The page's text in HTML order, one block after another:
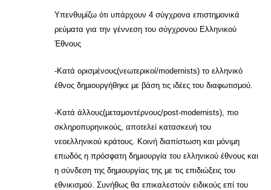
Υπενθυμίζω ότι υπάρχουν 4 σύγχρονα επιστημονικά
ρεύματα για την γέννεση του σύγχρονου Ελληνικού
Έθνους
-Κατά ορισμένους(νεωτερικοί/modernists) το ελληνικό
έθνος δημιουργήθηκε με βάση τις ιδέες του διαφωτισμού.
-Kατά άλλους(μεταμοντέρνους/post-modernists), πιο
σκληροπυρηνικούς, αποτελεί κατασκευή του
νεοελληνικού κράτους. Κοινή διαπίστωση και μόνιμη
επωδός η πρόσφατη δημιουργία του ελληνικού έθνους και
η σύνδεση της δημιουργίας της με τις επιδιώξεις του
εθνικισμού. Συνήθως θα επικαλεστούν ειδικούς επί του